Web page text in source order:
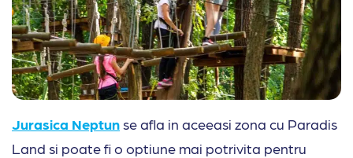
Jurasica Neptunse afla in aceeasi zona cu Paradis
Land si poate fi o optiune mai potrivita pentru